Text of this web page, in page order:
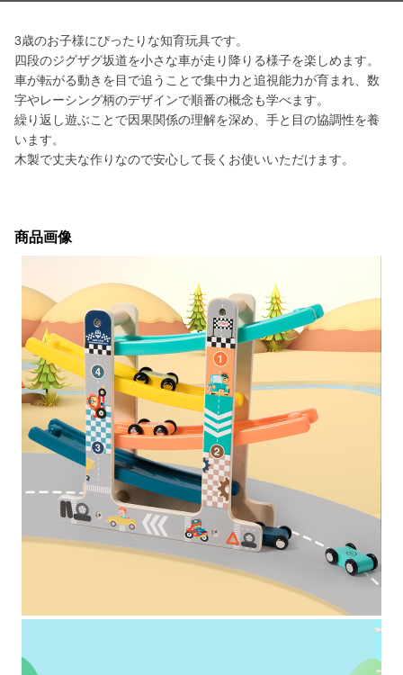
3歳のお子様にぴったりな知育玩具です。
四段のジグザグ坂道を小さな車が走り降りる様子を楽しめます。
車が転がる動きを目で追うことで集中力と追視能力が育まれ、数
字やレーシング柄のデザインで順番の概念も学べます。
繰り返し遊ぶことで因果関係の理解を深め、手と目の協調性を養
います。
木製で丈夫な作りなので安心して長くお使いいただけます。
商品画像